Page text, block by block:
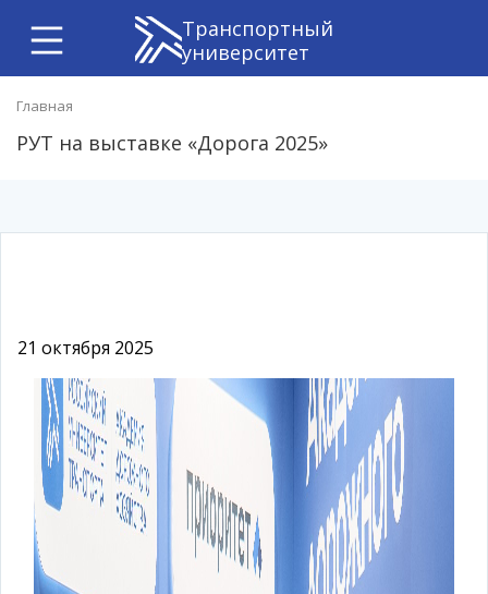
Транспортный
университет
Главная
РУТ на выставке «Дорога 2025»
21 октября 2025